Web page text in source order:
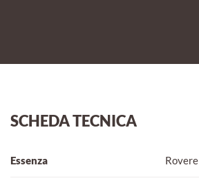
SCHEDA TECNICA
Essenza Rovere